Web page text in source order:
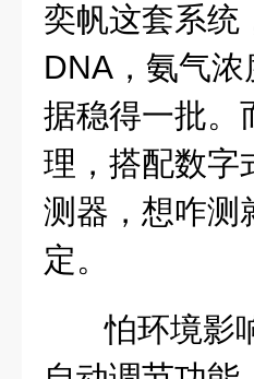
奕帆这套系统
DNA，氨气
据稳得一批。
理，搭配数字
测器，想咋测
定。
怕环境影